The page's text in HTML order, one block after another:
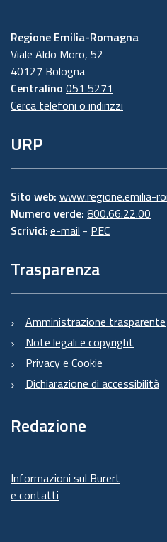
Regione Emilia-Romagna
Viale Aldo Moro, 52
40127 Bologna
Centralino 051 5271
Cerca telefoni o indirizzi
URP
Sito web: www.regione.emilia-
Numero verde: 800.66.22.00
Scrivici: e-mail - PEC
Trasparenza
Amministrazione trasparente
Note legali e copyright
Privacy e Cookie
Dichiarazione di accessibilità
Redazione
Informazioni sul Burert
e contatti